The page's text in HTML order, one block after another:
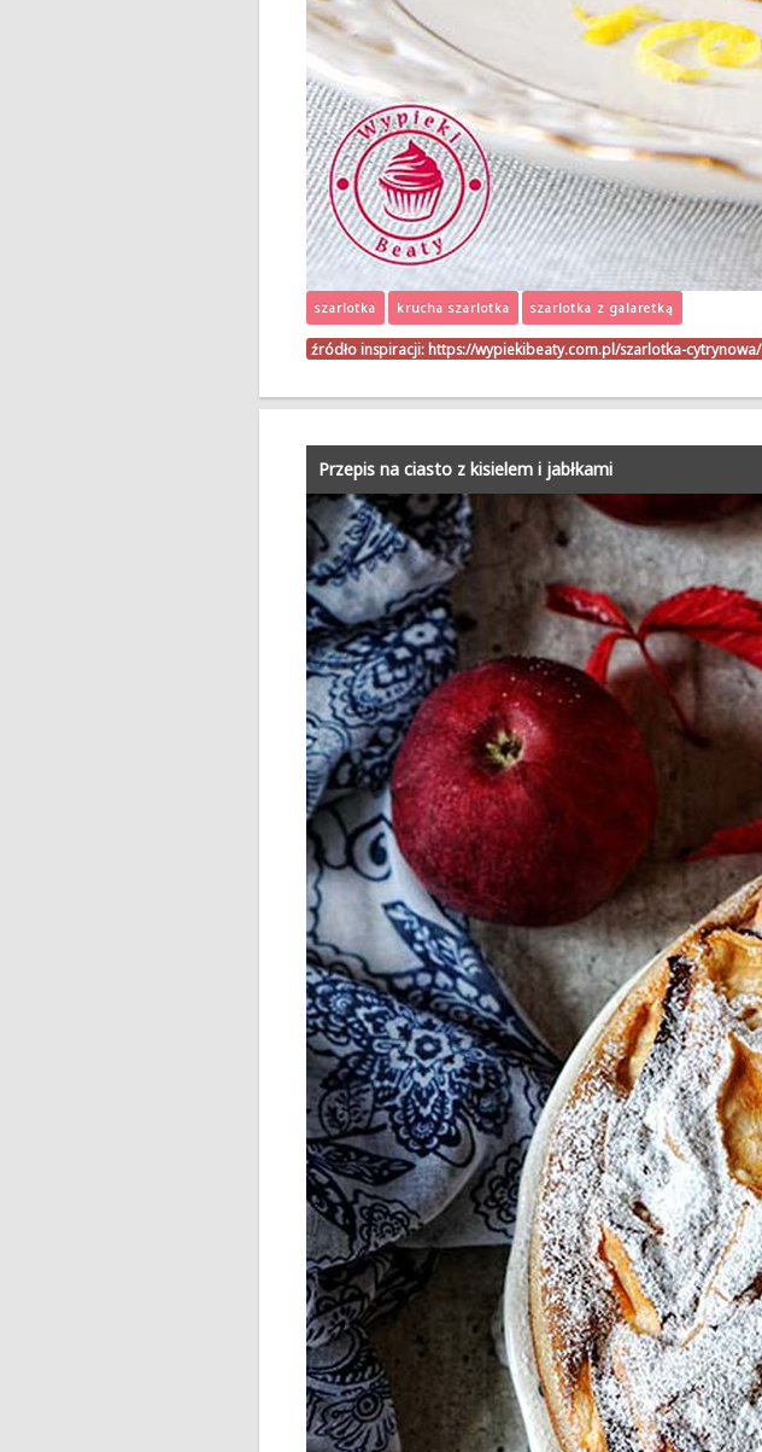
szarlotka krucha szarlotka szarlotka z galaretką
źródło inspiracji: https://wypiekibeaty.com.pl/szarlotka-cytrynowa/
Przepis na ciasto z kisielem i jabłkami